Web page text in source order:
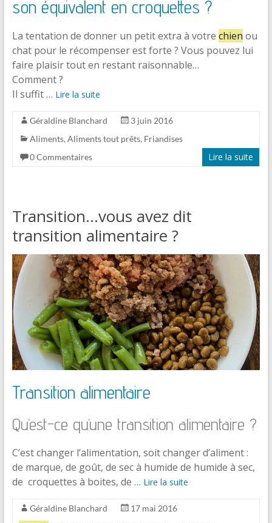
son équivalent en croquettes ?
La tentation de donner un petit extra à votre chien ou
chat pour le récompenser est forte ? Vous pouvez lui
faire plaisir tout en restant raisonnable…
Comment ?
Il suffit … Lire la suite
Géraldine Blanchard
3 juin 2016
Aliments, Aliments tout prêts, Friandises
0 Commentaires
Lire la suite
Transition…vous avez dit
transition alimentaire ?
Transition alimentaire
Qu’est-ce qu’une transition alimentaire ?
C’est changer l’alimentation, soit changer d’aliment :
de marque, de goût, de sec à humide de humide à sec,
de croquettes à boites, de … Lire la suite
Géraldine Blanchard
17 mai 2016